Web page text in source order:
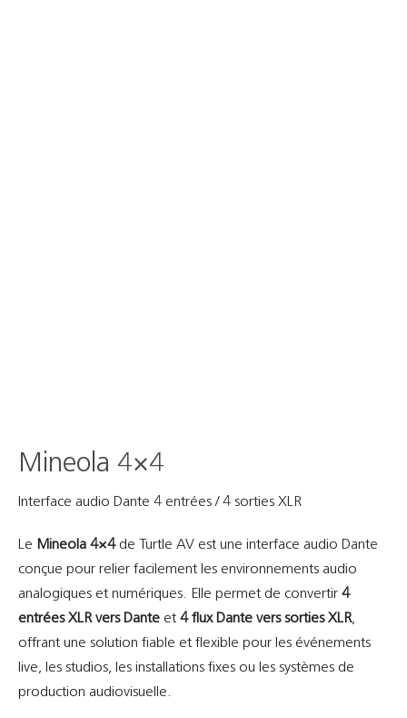
Mineola 4×4
Interface audio Dante 4 entrées / 4 sorties XLR
Le Mineola 4×4de Turtle AV est une interface audio Dante
conçue pour relier facilement les environnements audio
analogiques et numériques. Elle permet de convertir 4
entrées XLR vers Danteet 4 flux Dante vers sorties XLR,
offrant une solution fiable et flexible pour les événements
live, les studios, les installations fixes ou les systèmes de
production audiovisuelle.